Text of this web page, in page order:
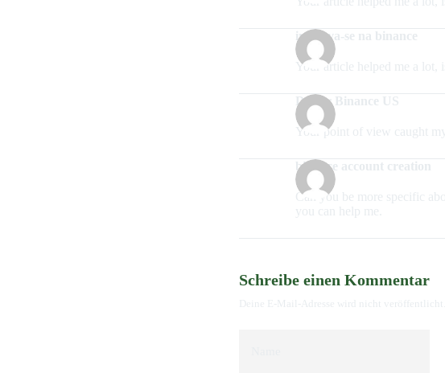
inscreva-se na binance
Your article helped me a lot,
Daftar Binance US
Your point of view caught
binance account creation
Can you be more specific
you can help me.
Schreibe einen Kommentar
Deine E-Mail-Adresse wird nicht veröffentlicht.